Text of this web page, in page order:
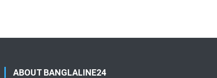
ABOUT BANGLALINE24